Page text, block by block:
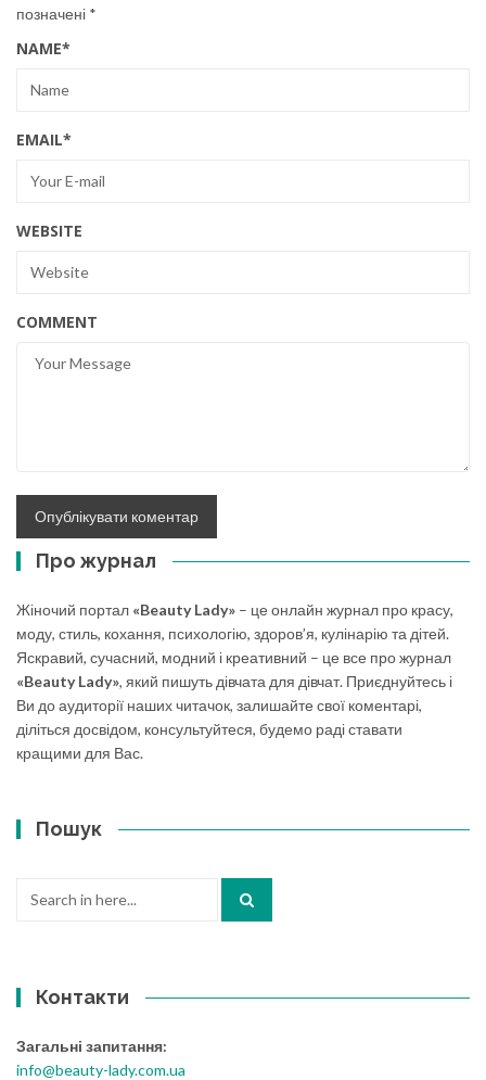
позначені *
NAME*
EMAIL*
WEBSITE
COMMENT
Про журнал
Жіночий портал «Beauty Lady» – це онлайн журнал про красу,
моду, стиль, кохання, психологію, здоров’я, кулінарію та дітей.
Яскравий, сучасний, модний і креативний – це все про журнал
«Beauty Lady», який пишуть дівчата для дівчат. Приєднуйтесь і
Ви до аудиторії наших читачок, залишайте свої коментарі,
діліться досвідом, консультуйтеся, будемо раді ставати
кращими для Вас.
Пошук
Контакти
Загальні запитання:
info@beauty-lady.com.ua